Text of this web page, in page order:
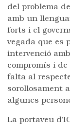
del problema
amb un
forts i el
vegada que es
intervenció
compromís i de
falta al
sorollosament
algunes
La portaveu